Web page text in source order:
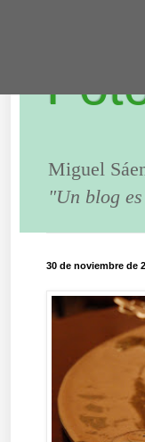
Miguel
"Un blog
30 de noviembre de